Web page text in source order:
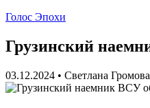
Голос Эпохи
Грузинский
03.12.2024 • Светлана Громова